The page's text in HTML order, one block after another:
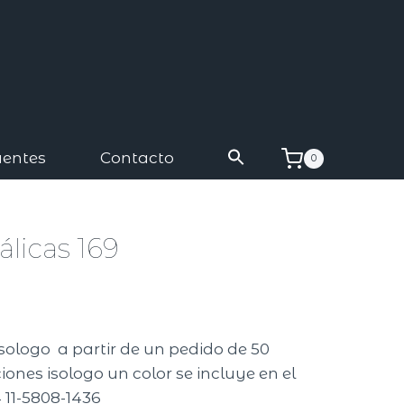
Contacto 0
169
a partir de un pedido de 50
isologo un color se incluye en el
5808-1436